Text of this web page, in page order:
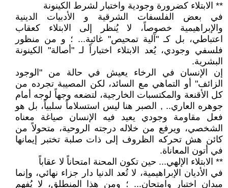
** الابتلاء كضرورة وجودية واختبار لشرط الكينونة
في بعض الفلسفات الشرقية و الأدبيات الدينية
والإبراهيمية خصوصاً، لا يُنظر إلى الابتلاء كعقاب
اعتباطي، بل كـ "آلية تمحيص" غائية... ؛ و من منظور
فلسفي وجودي، يُعد الابتلاء اختباراً لـ "أصالة" الكينونة
البشرية.
إن الإنسان في الرخاء يعيش في حالة من "الوجود
الزائف" أو التماهي مع السائد، لكن المصيبة تجرده من
كل الأقنعة والمكتسبات الخارجية، لتضعه وجهاً لوجه أمام
جوهره العاري.. , الصبر هنا ليس استسلاماً سلبياً، بل هو
فعل مقاومة وجودي يعيد فيه الإنسان صياغة معناه
الشخصي، ويرفع من خلاله درجته الروحية، متحولاً من
كائن هش تحركه الظروف إلى ذات صلبة تختبر إيمانها
في أتون المعاناة.
** الابتلاء الإلهي... حين تكون المحنة امتحاناً لا عقاباً
في الأديان الإبراهيمية، لا تُعد الدنيا دار جزاء نهائي، وإنما
ميدان اختبار وامتحان... ؛ ومن هذا المنطلق، لا يُفهم